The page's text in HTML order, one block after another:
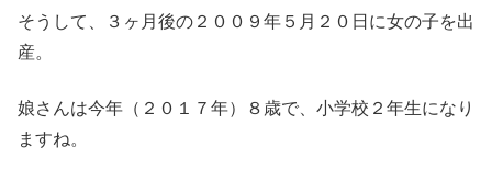
そうして、３ヶ月後の２００９年５月２０日に女の子を出
産。
娘さんは今年（２０１７年）８歳で、小学校２年生になり
ますね。